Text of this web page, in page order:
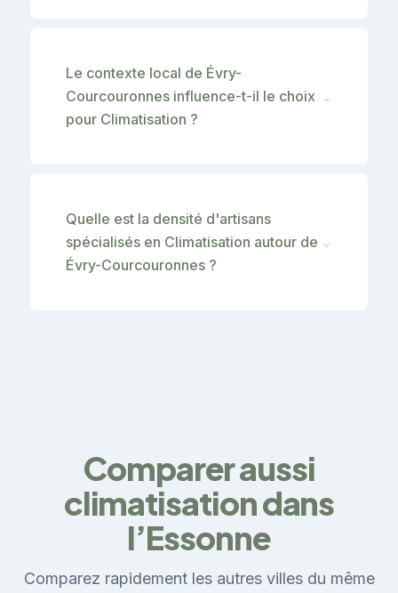
Le contexte local de Évry-
Courcouronnes influence-t-il le choix
pour Climatisation ?
⌄
Quelle est la densité d'artisans
spécialisés en Climatisation autour de
Évry-Courcouronnes ?
⌄
Comparer aussi
climatisation dans
l’Essonne
Comparez rapidement les autres villes du même